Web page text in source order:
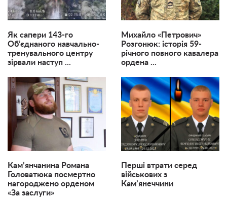
Як сапери 143-го
Об’єднаного навчально-
тренувального центру
зірвали наступ ...
Михайло «Петрович»
Розгонюк: історія 59-
річного повного кавалера
ордена ...
Кам’янчанина Романа
Головатюка посмертно
нагороджено орденом
«За заслуги»
Перші втрати серед
військових з
Кам’янеччини